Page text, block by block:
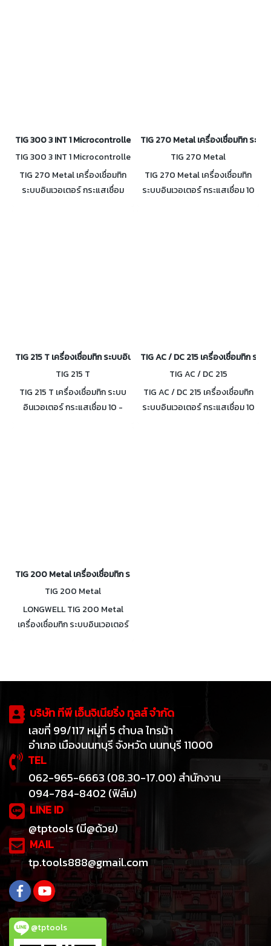
TIG 300 3 INT 1 Microcontroller เครื่องเชื่อมทิก ระบบอินเวอเตอร์ 250A
TIG 300 3 INT 1 Microcontrolle
r
TIG 270 Metal เครื่องเชื่อมทิก
ระบบอินเวอเตอร์ กระแสเชื่อม
TIG 270 Metal เครื่องเชื่อมทิก ระบ
TIG 270 Metal
TIG 270 Metal เครื่องเชื่อมทิก
ระบบอินเวอเตอร์ กระแสเชื่อม 10
TIG 215 T เครื่องเชื่อมทิก ระบบอินเวอเตอร์ 10-215A
TIG 215 T
TIG 215 T เครื่องเชื่อมทิก ระบบ
อินเวอเตอร์ กระแสเชื่อม 10 -
TIG AC / DC 215 เครื่องเชื่อมทิก ระ
TIG AC / DC 215
TIG AC / DC 215 เครื่องเชื่อมทิก
ระบบอินเวอเตอร์ กระแสเชื่อม 10
TIG 200 Metal เครื่องเชื่อมทิก ระบบอินเวอเตอร์ 10-200A
TIG 200 Metal
LONGWELL TIG 200 Metal
เครื่องเชื่อมทิก ระบบอินเวอเตอร์
บริษัท ทีพี เอ็นจิเนียริ่ง ทูลส์ จำกัด
เลขที่ 99/117 หมู่ที่ 5 ตำบล ไทรม้า
อำเภอ เมืองนนทบุรี จังหวัด นนทบุรี 11000
TEL
062-965-6663 (08.30-17.00) สำนักงาน
094-784-8402 (ฟิล์ม)
LINE ID
@tptools (มี@ด้วย)
MAIL
tp.tools888@gmail.com
@tptools